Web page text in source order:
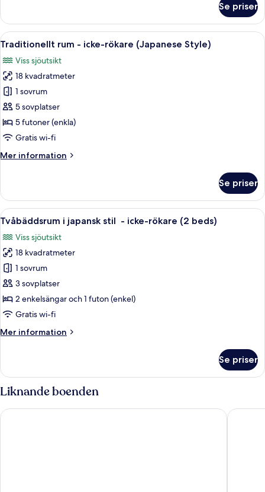
16
To
20
Sq
M
Japanese-
style
Room
To
20
Sq
M
Se priser
Öppna
alla
foton
för
Traditionellt
rum
-
icke-
(Japanese
Ett rum med tatamimattor på
6
Traditionellt rum - icke-rökare (Japanese Style)
Viss sjöutsikt
18 kvadratmeter
1 sovrum
5 sovplatser
5 futoner (enkla)
Gratis wi-fi
Mer information
Mer
rum
icke-
(Japanese
Style)
Se priser
Öppna
alla
foton
för
Tvåbäddsrum
japansk
stil
icke-
beds)
Ett hotellrum med två sängar, en
7
Tvåbäddsrum i japansk stil - icke-rökare (2 beds)
Viss sjöutsikt
18 kvadratmeter
1 sovrum
3 sovplatser
2 enkelsängar och 1 futon (enkel)
Gratis wi-fi
Mer information
Mer
i
japansk
stil
icke-
Se priser
Liknande boenden
Midorinokaze Resort Kitayuzawa Dai-ichi